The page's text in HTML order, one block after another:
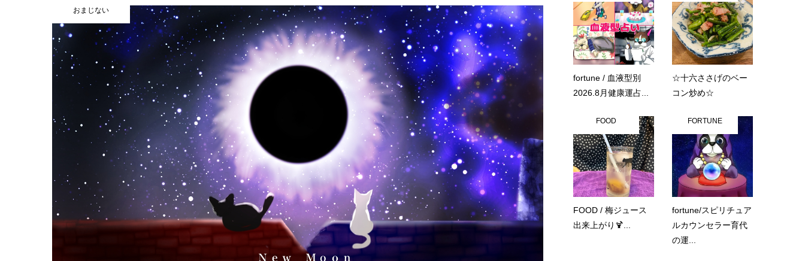
おまじない
fortune / 血液型別
2026.8月健康運占...
☆十六ささげのベー
コン炒め☆
FOOD
FOOD / 梅ジュース
出来上がり🍹...
FORTUNE
fortune/スピリチュア
ルカウンセラー育代
の運...